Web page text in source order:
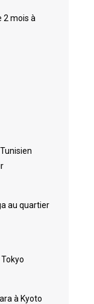
2 mois à
au quartier
à Kyoto